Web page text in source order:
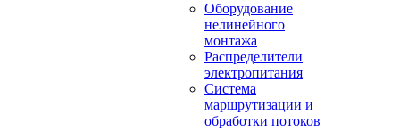
Оборудование
нелинейного
монтажа
Распределители
электропитания
Система
маршрутизации и
обработки потоков